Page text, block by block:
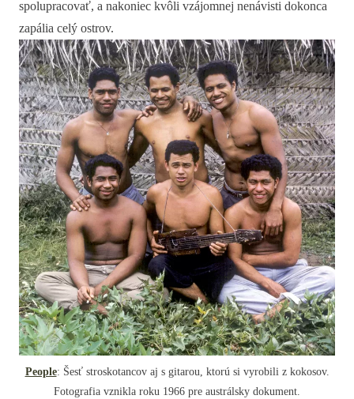
spolupracovať, a nakoniec kvôli vzájomnej nenávisti dokonca
zapália celý ostrov.
People: Šesť stroskotancov aj s gitarou, ktorú si vyrobili z kokosov.
Fotografia vznikla roku 1966 pre austrálsky dokument.